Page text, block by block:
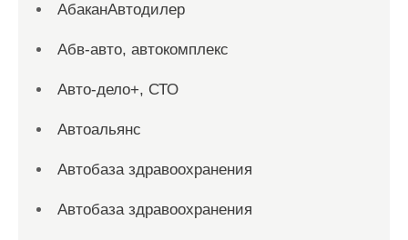
АбаканАвтодилер
Абв-авто, автокомплекс
Авто-дело+, СТО
Автоальянс
Автобаза здравоохранения
Автобаза здравоохранения